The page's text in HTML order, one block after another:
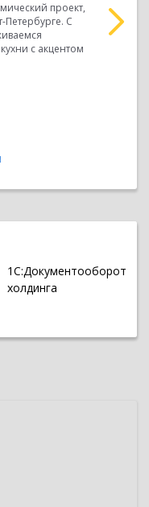
проект,
Петербурге. С
с акцентом
1С:Документооборот
холдинга